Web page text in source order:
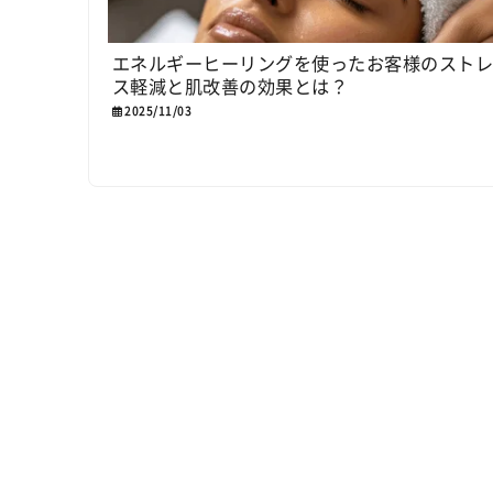
エネルギーヒーリングを使ったお客様のストレ
ス軽減と肌改善の効果とは？
2025/11/03